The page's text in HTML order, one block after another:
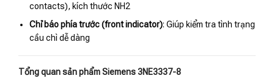
contacts), kích thước NH2
Chỉ báo phía trước (front indicator): Giúp kiểm tra tình trạng
cầu chì dễ dàng
Tổng quan sản phẩm Siemens 3NE3337-8